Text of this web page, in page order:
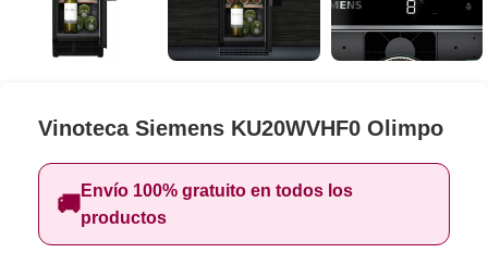
Vinoteca Siemens KU20WVHF0 Olimpo
🚚Envío 100% gratuito en todos los
productos